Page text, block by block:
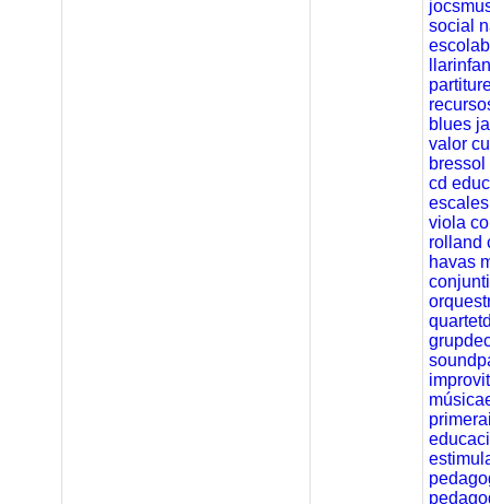
social
blues
valor
bressol
cd
escales
viola
rolland
havas